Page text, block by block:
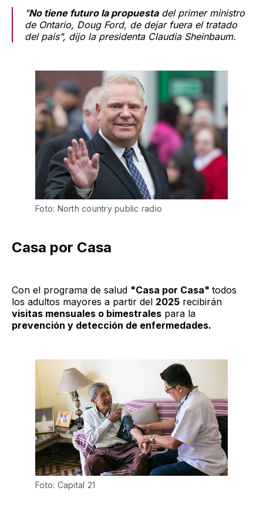
"No tiene futuro la propuestadel primer ministro
de Ontario, Doug Ford, de dejar fuera el tratado
del país", dijo la presidenta Claudia Sheinbaum.
Foto: North country public radio
Casa por Casa
Con el programa de salud "Casa por Casa" todos
los adultos mayores a partir del 2025 recibirán
visitas mensuales o bimestrales para la
prevención y detección de enfermedades.
Foto: Capital 21